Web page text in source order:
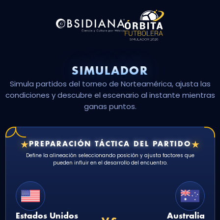
SIMULADOR
Simula partidos del torneo de Norteamérica, ajusta las
condiciones y descubre el escenario al instante mientras
ganas puntos.
★PREPARACIÓN TÁCTICA DEL PARTIDO★
Define la alineación seleccionando posición y ajusta factores que
pueden influir en el desarrollo del encuentro.
Estados Unidos Australia